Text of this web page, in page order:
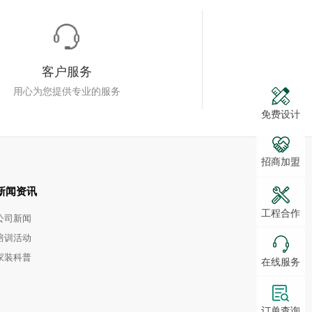
客户服务
用心为您提供专业的服务
闻资讯
司新闻
训活动
装科普
免费设计
招商加盟
工程合作
在线服务